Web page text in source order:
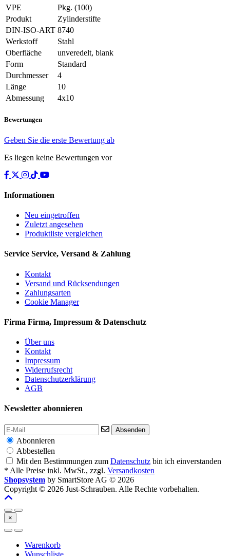
VPE
Pkg. (100)
Produkt
Zylinderstifte
DIN-ISO-ART 8740
Werkstoff
Stahl
Oberfläche
unveredelt, blank
Form
Standard
Durchmesser
4
Länge
10
Abmessung
4x10
Bewertungen
Geben Sie die erste Bewertung ab
Es liegen keine Bewertungen vor
Informationen
Neu eingetroffen
Zuletzt angesehen
Produktliste vergleichen
Service Service, Versand & Zahlung
Kontakt
Versand und Rücksendungen
Zahlungsarten
Cookie Manager
Firma Firma, Impressum & Datenschutz
Über uns
Kontakt
Impressum
Widerrufsrecht
Datenschutzerklärung
AGB
Newsletter abonnieren
Absenden
Abonnieren
Abbestellen
Mit den Bestimmungen zum Datenschutz bin ich einverstanden
* Alle Preise inkl. MwSt., zzgl. Versandkosten
Shopsystem by SmartStore AG © 2026
Copyright © 2026 Just-Schrauben. Alle Rechte vorbehalten.
×
Warenkorb
Wunschliste